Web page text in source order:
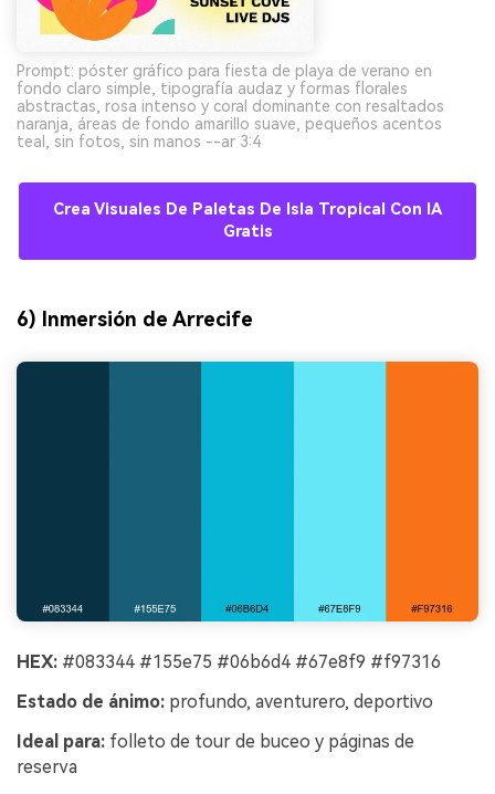
Prompt: póster gráfico para fiesta de playa de verano en
fondo claro simple, tipografía audaz y formas florales
abstractas, rosa intenso y coral dominante con resaltados
naranja, áreas de fondo amarillo suave, pequeños acentos
teal, sin fotos, sin manos --ar 3:4
Crea Visuales De Paletas De Isla Tropical Con IA
Gratis
6) Inmersión de Arrecife
HEX: #083344 #155e75 #06b6d4 #67e8f9 #f97316
Estado de ánimo: profundo, aventurero, deportivo
Ideal para: folleto de tour de buceo y páginas de
reserva